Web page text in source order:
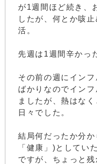
が1週間ほど続き、
したが、何とか咳
活。
先週は1週間辛かっ
その前の週にイン
ばかりなのでイン
ましたが、熱はな
日々でした。
結局何だったか分
「健康」)としてい
ですが、ちょっと残